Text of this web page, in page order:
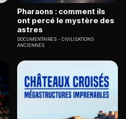
Pharaons : comment ils
ont percé le mystère des
astres
DOCUMENTAIRES
CIVILISATIONS
ANCIENNES